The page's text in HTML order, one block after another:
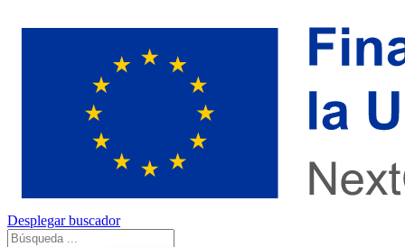
Desplegar buscador